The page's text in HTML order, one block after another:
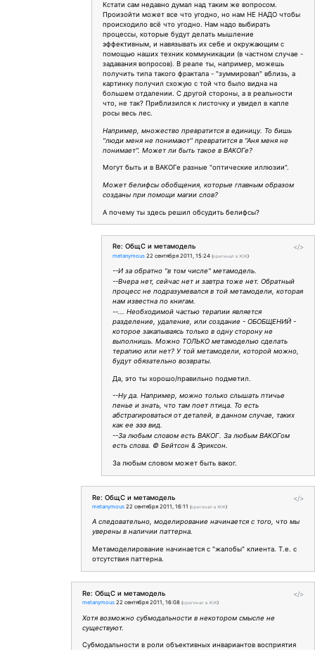
Кстати сам недавно думал над таким же вопросом.
Произойти может все что угодно, но нам НЕ НАДО чтобы
происходило всё что угодно. Нам надо выбирать
процессы, которые будут делать мышление
эффективным, и навязывать их себе и окружающим с
помощью наших техник коммуникации (в частном случае -
задавания вопросов). В реале ты, например, можешь
получить типа такого фрактала - "зуммировал" вблизь, а
картинку получил схожую с той что было видна на
большем отдалении. С другой стороны, а в реальности
что, не так? Приблизился к листочку и увидел в капле
росы весь лес.
Например, множество превратится в единицу. То бишь
"люди меня не понимают" превратится в "Аня меня не
понимает". Может ли быть такое в ВАКОГе?
Могут быть и в ВАКОГе разные "оптические иллюзии".
Может белифсы обобщения, которые главным образом
созданы при помощи магии слов?
А почему ты здесь решил обсудить белифсы?
</>
Re: ОбщС и метамодель
metanymous 22 сентября 2011, 15:24 (оригинал в ЖЖ)
--И за обратно "в том числе" метамодель.
--Вчера нет, сейчас нет и завтра тоже нет. Обратный
процесс не подразумевался в той метамодели, которая
нам известна по книгам.
--... Необходимой частью терапии является
разделение, удаление, или создание - ОБОБЩЕНИЙ -
которое закапываясь только в одну сторону не
выполнишь. Можно ТОЛЬКО метамоделью сделать
терапию или нет? У той метамодели, которой можно,
будут обязательно возвраты.
Да, это ты хорошо/правильно подметил.
--Ну да. Например, можно только слышать птичье
пенье и знать, что там поет птица. То есть
абстрагироваться от деталей, в данном случае, таких
как ее эээ вид.
--За любым словом есть ВАКОГ. За любым ВАКОГом
есть слова. © Бейтсон & Эриксон.
За любым словом может быть ваког.
</>
Re: ОбщС и метамодель
metanymous 22 сентября 2011, 16:11 (оригинал в ЖЖ)
А следовательно, моделирование начинается с того, что мы
уверены в наличии паттерна.
Метамоделирование начинается с "жалобы" клиента. Т.е. с
отсутствия паттерна.
</>
Re: ОбщС и метамодель
metanymous 22 сентября 2011, 16:08 (оригинал в ЖЖ)
Хотя возможно субмодальности в некотором смысле не
существуют.
Субмодальности в роли объективных инвариантов восприятия